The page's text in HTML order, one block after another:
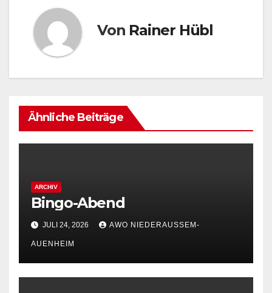
Von Rainer Hübl
Ähnliche Beiträge
ARCHIV
Bingo-Abend
JULI 24, 2026 AWO NIEDERAUSSEM-
AUENHEIM